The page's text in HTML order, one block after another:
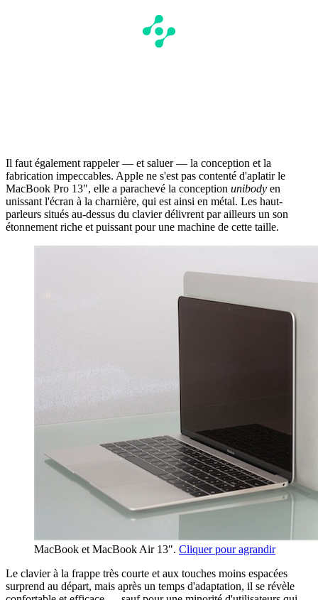
Il faut également rappeler — et saluer — la conception et la
fabrication impeccables. Apple ne s'est pas contenté d'aplatir le
MacBook Pro 13", elle a parachevé la conception unibody en
unissant l'écran à la charnière, qui est ainsi en métal. Les haut-
parleurs situés au-dessus du clavier délivrent par ailleurs un son
étonnement riche et puissant pour une machine de cette taille.
MacBook et MacBook Air 13". Cliquer pour agrandir
Le clavier à la frappe très courte et aux touches moins espacées
surprend au départ, mais après un temps d'adaptation, il se révèle